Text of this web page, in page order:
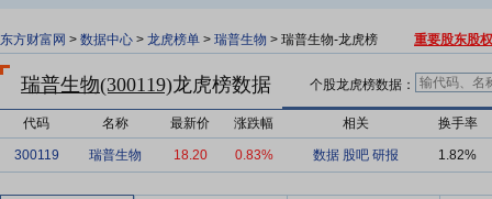
东方财富网 > 数据中心 > 龙虎榜单 > 瑞普生物 > 瑞普生物-龙虎榜 重要股东股
瑞普生物(300119)龙虎榜数据 个股龙虎榜数据：
代码 名称 最新价 涨跌幅 相关 换手率
300119 瑞普生物 18.20 0.83% 数据 股吧 研报 1.82%